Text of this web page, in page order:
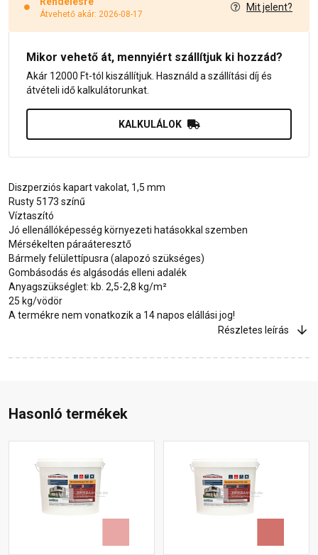
Átvehető akár: 2026-08-17
Mit jelent?
Mikor vehető át, mennyiért szállítjuk ki hozzád?
Akár 12000 Ft-tól kiszállítjuk. Használd a szállítási díj és
átvételi idő kalkulátorunkat.
KALKULÁLOK
Diszperziós kapart vakolat, 1,5 mm
Rusty 5173 színű
Víztaszító
Jó ellenállóképesség környezeti hatásokkal szemben
Mérsékelten páraáteresztő
Bármely felülettípusra (alapozó szükséges)
Gombásodás és algásodás elleni adalék
Anyagszükséglet: kb. 2,5-2,8 kg/m²
25 kg/vödör
A termékre nem vonatkozik a 14 napos elállási jog!
Részletes leírás
Hasonló termékek